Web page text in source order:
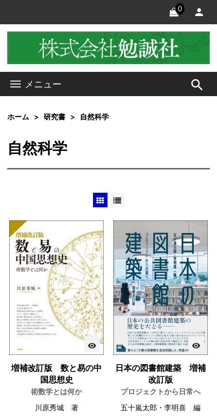
0
メニュー search
ホーム 研究書 自然科学
自然科学
visibility
増補改訂版 数と易の中
国思想史
術数学とは何か
川原秀城 著
visibility
日本の図書館建築 増補
改訂版
プロジェクトから日常へ
五十嵐太郎・李明喜 編